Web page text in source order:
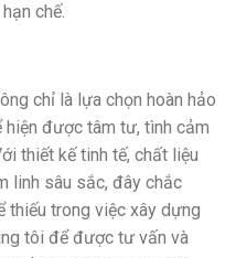
chế.
chỉ là lựa chọn hoàn hảo
hiện được tâm tư, tình cảm
thiết kế tinh tế, chất liệu
linh sâu sắc, đây chắc
thiếu trong việc xây dựng
tôi để được tư vấn và